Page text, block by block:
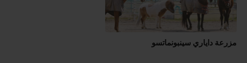
مزرعة داياري سينبونماتسو